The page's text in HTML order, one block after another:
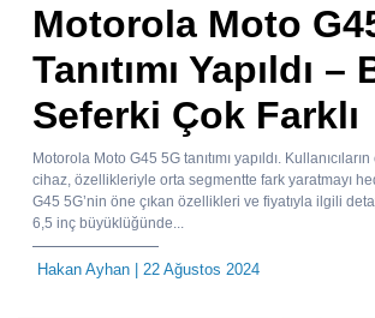
Motorola Moto
Tanıtımı Yapıldı –
Seferki Çok Farklı
Motorola Moto G45 5G tanıtımı yapıldı.
cihaz, özellikleriyle orta segmentte fark yaratmayı
G45 5G’nin öne çıkan özellikleri ve fiyatıyla ilgili
6,5 inç büyüklüğünde...
Hakan Ayhan | 22 Ağustos 2024